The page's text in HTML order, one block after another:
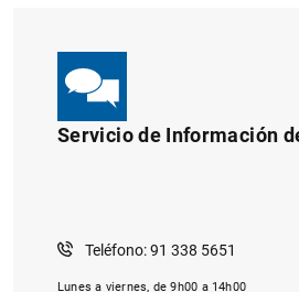
Servicio de Información
Teléfono: 91 338 5651
Lunes a viernes, de 9h00 a 14h00